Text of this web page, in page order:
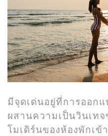
มีจุดเด่นอยู่ที่การออก
ผสานความเป็นวินเท
โมเดิร์นของห้องพักเข้